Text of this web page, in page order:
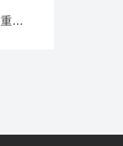
地下水水位计在水质监测行业的重要性